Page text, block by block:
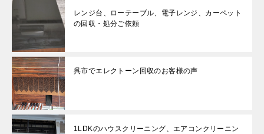
レンジ台、ローテーブル、電子レンジ、カーペット
の回収・処分ご依頼
呉市でエレクトーン回収のお客様の声
1LDKのハウスクリーニング、エアコンクリーニン